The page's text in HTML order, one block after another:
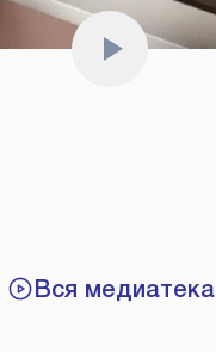
Вся медиатека